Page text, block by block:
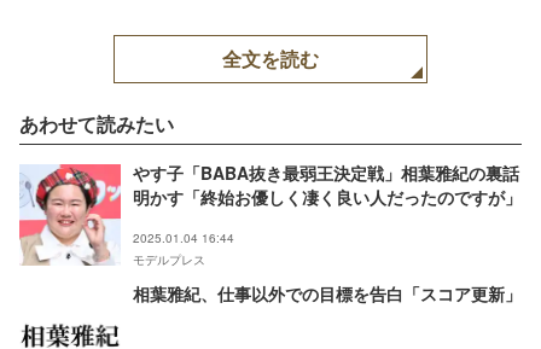
全文を読む
あわせて読みたい
やす子「BABA抜き最弱王決定戦」相葉雅紀の裏話
明かす「終始お優しく凄く良い人だったのですが」
2025.01.04 16:44
モデルプレス
相葉雅紀、仕事以外での目標を告白「スコア更新」